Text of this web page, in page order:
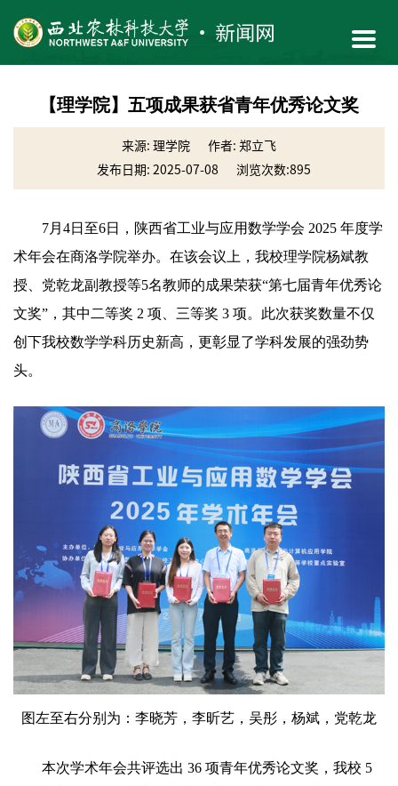
【理学院】五项成果获省青年优秀论文奖
来源: 理学院
作者: 郑立飞
发布日期: 2025-07-08
浏览次数:895
7月4日至6日，陕西省工业与应用数学学会 2025 年度学
术年会在商洛学院举办。在该会议上，我校理学院杨斌教
授、党乾龙副教授等5名教师的成果荣获“第七届青年优秀论
文奖”，其中二等奖 2 项、三等奖 3 项。此次获奖数量不仅
创下我校数学学科历史新高，更彰显了学科发展的强劲势
头。
图左至右分别为：李晓芳，李昕艺，吴彤，杨斌，党乾龙
本次学术年会共评选出 36 项青年优秀论文奖，我校 5